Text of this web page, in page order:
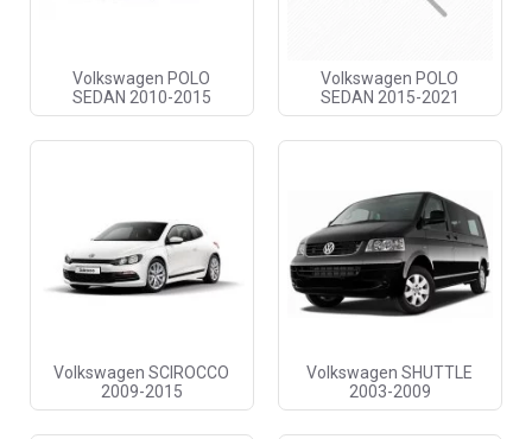
Volkswagen POLO
SEDAN 2010-2015
Volkswagen POLO
SEDAN 2015-2021
Volkswagen SCIROCCO
2009-2015
Volkswagen SHUTTLE
2003-2009